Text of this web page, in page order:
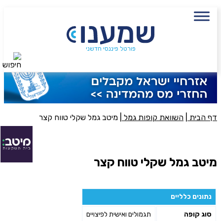
פורטל פיננסי חדשני
דף הבית השוואת קופות גמל מיטב גמל שקלי טווח קצר
מיטב גמל שקלי טווח קצר
נתונים כלליים
סוג קופה תגמולים ואישית לפיצויים
שם מלא
פעולה נדרשת
מאשר כי פרטיי ישמשו לקבלת פניות והצעות שיווקיות למוצרים
פנסיוניים\ביטוח באמצעות טלפון, מייל או SMS מאיתנו או צד שלישי
שליחה
חיפוש